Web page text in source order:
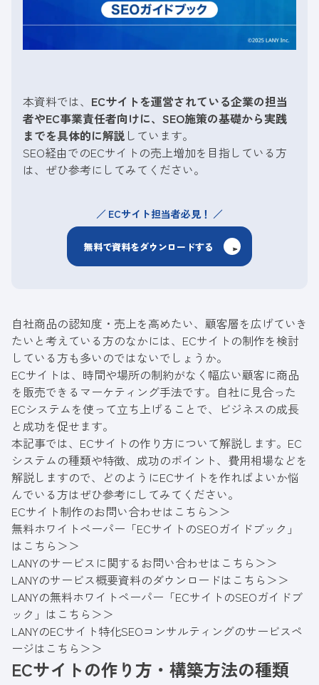
本資料では、 ECサイトを運営されている企業の担当
者やEC事業責任者向けに、SEO施策の基礎から実践
までを具体的に解説 しています。
SEO経由でのECサイトの売上増加を目指している方
は、ぜひ参考にしてみてください。
ECサイト担当者必見！
無料で資料をダウンロードする
自社商品の認知度・売上を高めたい、顧客層を広げていき
たいと考えている方のなかには、ECサイトの制作を検討
している方も多いのではないでしょうか。
ECサイトは、時間や場所の制約がなく幅広い顧客に商品
を販売できるマーケティング手法です。自社に見合った
ECシステムを使って立ち上げることで、ビジネスの成長
と成功を促せます。
本記事では、ECサイトの作り方について解説します。EC
システムの種類や特徴、成功のポイント、費用相場などを
解説しますので、どのようにECサイトを作ればよいか悩
んでいる方はぜひ参考にしてみてください。
ECサイト制作のお問い合わせはこちら＞＞
無料ホワイトペーパー「ECサイトのSEOガイドブック」
はこちら＞＞
LANYのサービスに関するお問い合わせはこちら＞＞
LANYのサービス概要資料のダウンロードはこちら＞＞
LANYの無料ホワイトペーパー「ECサイトのSEOガイドブ
ック」はこちら＞＞
LANYのECサイト特化SEOコンサルティングのサービスペ
ージはこちら＞＞
ECサイトの作り方・構築方法の種類